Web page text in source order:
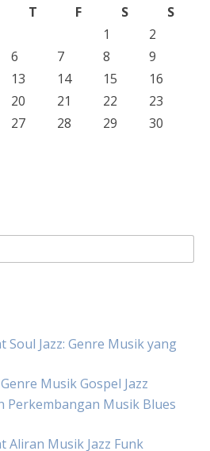
T F S
S
1
2
6 7 8
9
13 14 15
16
20 21 22
23
27 28 29
30
Soul Jazz: Genre Musik yang
Musik Gospel Jazz
Perkembangan Musik Blues
Aliran Musik Jazz Funk